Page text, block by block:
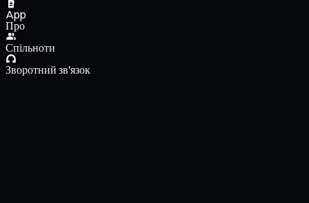
App
Про
Спільноти
Зворотний зв'язок